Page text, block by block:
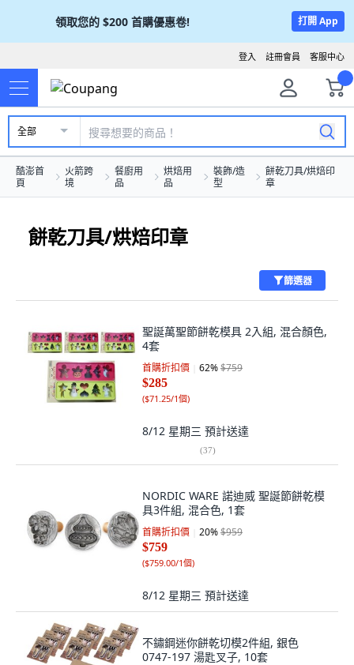
領取您的 $200 首購優惠卷! 打開 App
客服中心
註冊會員
登入
全部
酷澎首
頁
火箭跨
境
餐廚用
品
烘焙用
品
裝飾/造
型
餅乾刀具/烘焙印
章
餅乾刀具/烘焙印章
篩選器
聖誕萬聖節餅乾模具 2入組, 混合顏色,
4套
首購折扣價 62%$759
$285
($71.25/1個)
8/12 星期三 預計送達
(37)
NORDIC WARE 諾迪威 聖誕節餅乾模
具3件組, 混合色, 1套
首購折扣價 20%$959
$759
($759.00/1個)
8/12 星期三 預計送達
不鏽鋼迷你餅乾切模2件組, 銀色
0747-197 湯匙叉子, 10套